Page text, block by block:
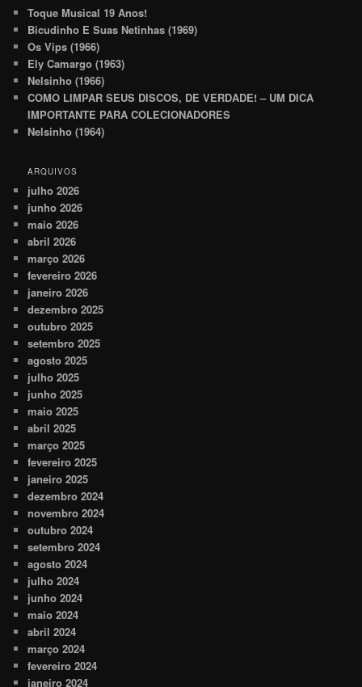
Toque Musical 19 Anos!
Bicudinho E Suas Netinhas (1969)
Os Vips (1966)
Ely Camargo (1963)
Nelsinho (1966)
COMO LIMPAR SEUS DISCOS, DE VERDADE! – UM DICA
IMPORTANTE PARA COLECIONADORES
Nelsinho (1964)
ARQUIVOS
julho 2026
junho 2026
maio 2026
abril 2026
março 2026
fevereiro 2026
janeiro 2026
dezembro 2025
outubro 2025
setembro 2025
agosto 2025
julho 2025
junho 2025
maio 2025
abril 2025
março 2025
fevereiro 2025
janeiro 2025
dezembro 2024
novembro 2024
outubro 2024
setembro 2024
agosto 2024
julho 2024
junho 2024
maio 2024
abril 2024
março 2024
fevereiro 2024
janeiro 2024